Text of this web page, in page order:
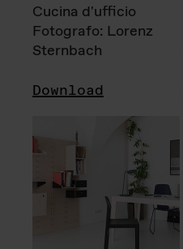
Cucina d'ufficio
Fotografo: Lorenz
Sternbach
Download